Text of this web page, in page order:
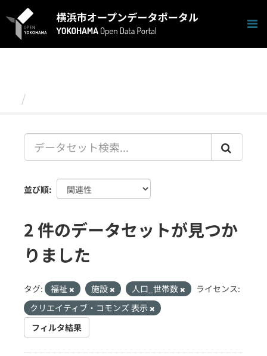
キ
並び順
2 件のデータセットが見つか
りました
タグ: 福祉 施設 人口_世帯数
ライセンス:
クリエイティブ・コモンズ 表示
フィルタ結果